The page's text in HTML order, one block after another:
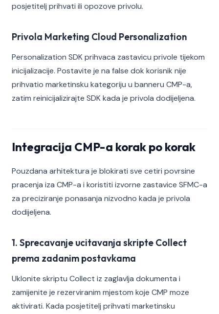
posjetitelj prihvati ili opozove privolu.
Privola Marketing Cloud Personalization
Personalization SDK prihvaca zastavicu privole tijekom
inicijalizacije. Postavite je na false dok korisnik nije
prihvatio marketinsku kategoriju u banneru CMP-a,
zatim reinicijalizirajte SDK kada je privola dodijeljena.
Integracija CMP-a korak po korak
Pouzdana arhitektura je blokirati sve cetiri povrsine
pracenja iza CMP-a i koristiti izvorne zastavice SFMC-a
za preciziranje ponasanja nizvodno kada je privola
dodijeljena.
1. Sprecavanje ucitavanja skripte Collect
prema zadanim postavkama
Uklonite skriptu Collect iz zaglavlja dokumenta i
zamijenite je rezerviranim mjestom koje CMP moze
aktivirati. Kada posjetitelj prihvati marketinsku